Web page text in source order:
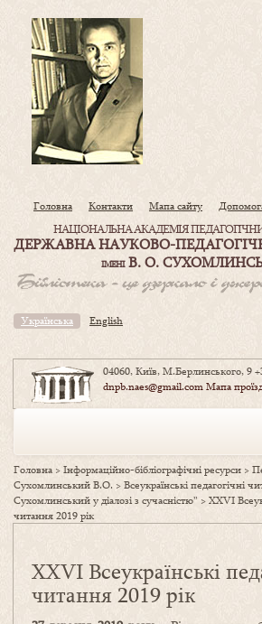
Головна Контакти Мапа сайту
НАЦІОНАЛЬНА АКАДЕМІЯ
ДЕРЖАВНА НАУКОВО-
ІМЕНІВ. О.
Українська English
04060, Київ, М.Берлинського, 9
dnpb.naes@gmail.comМапа
Головна >Інформаційно-бібліографічні ресурси >
Сухомлинський В.О. >Всеукраїнські педагогічні
Сухомлинський у діалозі з сучасністю” >XXVI
читання 2019 рік
XXVI Всеукраїнські
читання 2019 рік